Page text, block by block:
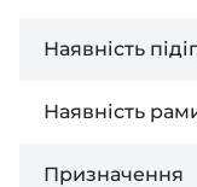
Наявність
Наявність
Призначення